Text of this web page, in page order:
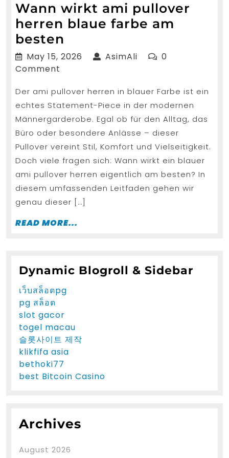
Wann wirkt ami pullover
herren blaue farbe am
besten
wirkt
pullover
herren
blaue
farbe
am
besten
May 15, 2026 May AsimAli AsimAli
0
Comment
Der ami pullover herren in blauer Farbe ist ein
echtes Statement-Piece in der modernen
Männergarderobe. Egal ob für den Alltag, das
Büro oder besondere Anlässe – dieser
Pullover vereint Stil, Komfort und Vielseitigkeit.
Doch viele fragen sich: Wann wirkt ein blauer
ami pullover herren eigentlich am besten? In
diesem umfassenden Leitfaden gehen wir
genau dieser […]
READ MORE...
Dynamic Blogroll & Sidebar
เว็บสล็อตpg
pg สล็อต
slot gacor
togel macau
슬롯사이트 제작
klikfifa asia
bethoki77
best Bitcoin Casino
Archives
August 2026